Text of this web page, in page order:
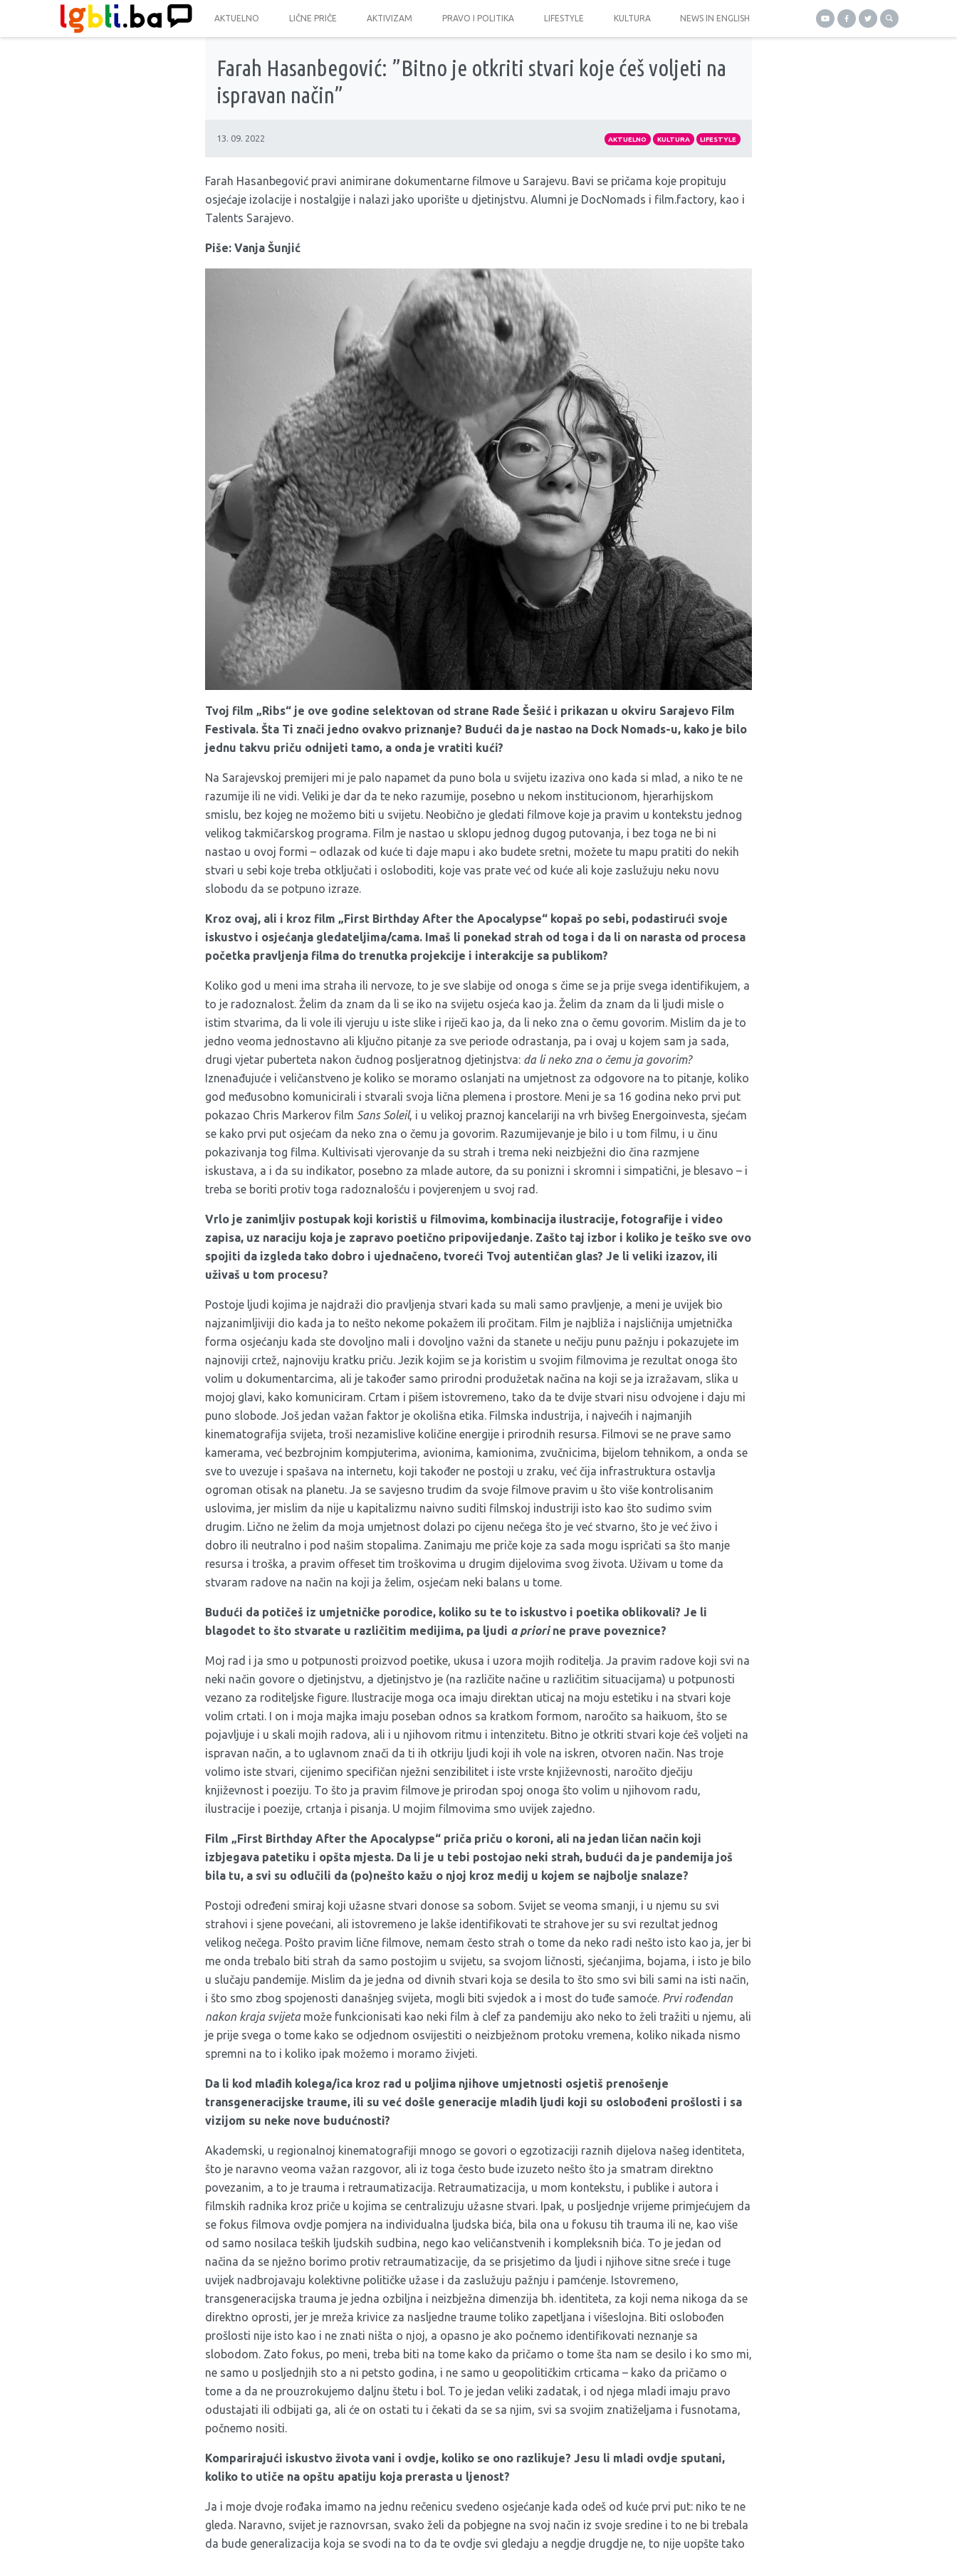
AKTUELNO LIČNE PRIČE AKTIVIZAM PRAVO I POLITIKA LIFESTYLE KULTURA NEWS IN ENGLISH
Farah Hasanbegović: ”Bitno je otkriti stvari koje ćeš voljeti na
ispravan način”
13. 09. 2022 AKTUELNO KULTURA LIFESTYLE
Farah Hasanbegović pravi animirane dokumentarne filmove u Sarajevu. Bavi se pričama koje propituju
osjećaje izolacije i nostalgije i nalazi jako uporište u djetinjstvu. Alumni je DocNomads i film.factory, kao i
Talents Sarajevo.
Piše: Vanja Šunjić
Tvoj film „Ribs“ je ove godine selektovan od strane Rade Šešić i prikazan u okviru Sarajevo Film
Festivala. Šta Ti znači jedno ovakvo priznanje? Budući da je nastao na Dock Nomads-u, kako je bilo
jednu takvu priču odnijeti tamo, a onda je vratiti kući?
Na Sarajevskoj premijeri mi je palo napamet da puno bola u svijetu izaziva ono kada si mlad, a niko te ne
razumije ili ne vidi. Veliki je dar da te neko razumije, posebno u nekom institucionom, hjerarhijskom
smislu, bez kojeg ne možemo biti u svijetu. Neobično je gledati filmove koje ja pravim u kontekstu jednog
velikog takmičarskog programa. Film je nastao u sklopu jednog dugog putovanja, i bez toga ne bi ni
nastao u ovoj formi – odlazak od kuće ti daje mapu i ako budete sretni, možete tu mapu pratiti do nekih
stvari u sebi koje treba otključati i osloboditi, koje vas prate već od kuće ali koje zaslužuju neku novu
slobodu da se potpuno izraze.
Kroz ovaj, ali i kroz film „First Birthday After the Apocalypse“ kopaš po sebi, podastirući svoje
iskustvo i osjećanja gledateljima/cama. Imaš li ponekad strah od toga i da li on narasta od procesa
početka pravljenja filma do trenutka projekcije i interakcije sa publikom?
Koliko god u meni ima straha ili nervoze, to je sve slabije od onoga s čime se ja prije svega identifikujem, a
to je radoznalost. Želim da znam da li se iko na svijetu osjeća kao ja. Želim da znam da li ljudi misle o
istim stvarima, da li vole ili vjeruju u iste slike i riječi kao ja, da li neko zna o čemu govorim. Mislim da je to
jedno veoma jednostavno ali ključno pitanje za sve periode odrastanja, pa i ovaj u kojem sam ja sada,
drugi vjetar puberteta nakon čudnog posljeratnog djetinjstva: da li neko zna o čemu ja govorim?
Iznenađujuće i veličanstveno je koliko se moramo oslanjati na umjetnost za odgovore na to pitanje, koliko
god međusobno komunicirali i stvarali svoja lična plemena i prostore. Meni je sa 16 godina neko prvi put
pokazao Chris Markerov film Sans Soleil, i u velikoj praznoj kancelariji na vrh bivšeg Energoinvesta, sjećam
se kako prvi put osjećam da neko zna o čemu ja govorim. Razumijevanje je bilo i u tom filmu, i u činu
pokazivanja tog filma. Kultivisati vjerovanje da su strah i trema neki neizbježni dio čina razmjene
iskustava, a i da su indikator, posebno za mlade autore, da su ponizni i skromni i simpatični, je blesavo – i
treba se boriti protiv toga radoznalošću i povjerenjem u svoj rad.
Vrlo je zanimljiv postupak koji koristiš u filmovima, kombinacija ilustracije, fotografije i video
zapisa, uz naraciju koja je zapravo poetično pripovijedanje. Zašto taj izbor i koliko je teško sve ovo
spojiti da izgleda tako dobro i ujednačeno, tvoreći Tvoj autentičan glas? Je li veliki izazov, ili
uživaš u tom procesu?
Postoje ljudi kojima je najdraži dio pravljenja stvari kada su mali samo pravljenje, a meni je uvijek bio
najzanimljiviji dio kada ja to nešto nekome pokažem ili pročitam. Film je najbliža i najsličnija umjetnička
forma osjećanju kada ste dovoljno mali i dovoljno važni da stanete u nečiju punu pažnju i pokazujete im
najnoviji crtež, najnoviju kratku priču. Jezik kojim se ja koristim u svojim filmovima je rezultat onoga što
volim u dokumentarcima, ali je također samo prirodni produžetak načina na koji se ja izražavam, slika u
mojoj glavi, kako komuniciram. Crtam i pišem istovremeno, tako da te dvije stvari nisu odvojene i daju mi
puno slobode. Još jedan važan faktor je okolišna etika. Filmska industrija, i najvećih i najmanjih
kinematografija svijeta, troši nezamislive količine energije i prirodnih resursa. Filmovi se ne prave samo
kamerama, već bezbrojnim kompjuterima, avionima, kamionima, zvučnicima, bijelom tehnikom, a onda se
sve to uvezuje i spašava na internetu, koji također ne postoji u zraku, već čija infrastruktura ostavlja
ogroman otisak na planetu. Ja se savjesno trudim da svoje filmove pravim u što više kontrolisanim
uslovima, jer mislim da nije u kapitalizmu naivno suditi filmskoj industriji isto kao što sudimo svim
drugim. Lično ne želim da moja umjetnost dolazi po cijenu nečega što je već stvarno, što je već živo i
dobro ili neutralno i pod našim stopalima. Zanimaju me priče koje za sada mogu ispričati sa što manje
resursa i troška, a pravim offeset tim troškovima u drugim dijelovima svog života. Uživam u tome da
stvaram radove na način na koji ja želim, osjećam neki balans u tome.
Budući da potičeš iz umjetničke porodice, koliko su te to iskustvo i poetika oblikovali? Je li
blagodet to što stvarate u različitim medijima, pa ljudi a priorine prave poveznice?
Moj rad i ja smo u potpunosti proizvod poetike, ukusa i uzora mojih roditelja. Ja pravim radove koji svi na
neki način govore o djetinjstvu, a djetinjstvo je (na različite načine u različitim situacijama) u potpunosti
vezano za roditeljske figure. Ilustracije moga oca imaju direktan uticaj na moju estetiku i na stvari koje
volim crtati. I on i moja majka imaju poseban odnos sa kratkom formom, naročito sa haikuom, što se
pojavljuje i u skali mojih radova, ali i u njihovom ritmu i intenzitetu. Bitno je otkriti stvari koje ćeš voljeti na
ispravan način, a to uglavnom znači da ti ih otkriju ljudi koji ih vole na iskren, otvoren način. Nas troje
volimo iste stvari, cijenimo specifičan nježni senzibilitet i iste vrste književnosti, naročito dječiju
književnost i poeziju. To što ja pravim filmove je prirodan spoj onoga što volim u njihovom radu,
ilustracije i poezije, crtanja i pisanja. U mojim filmovima smo uvijek zajedno.
Film „First Birthday After the Apocalypse“ priča priču o koroni, ali na jedan ličan način koji
izbjegava patetiku i opšta mjesta. Da li je u tebi postojao neki strah, budući da je pandemija još
bila tu, a svi su odlučili da (po)nešto kažu o njoj kroz medij u kojem se najbolje snalaze?
Postoji određeni smiraj koji užasne stvari donose sa sobom. Svijet se veoma smanji, i u njemu su svi
strahovi i sjene povećani, ali istovremeno je lakše identifikovati te strahove jer su svi rezultat jednog
velikog nečega. Pošto pravim lične filmove, nemam često strah o tome da neko radi nešto isto kao ja, jer bi
me onda trebalo biti strah da samo postojim u svijetu, sa svojom ličnosti, sjećanjima, bojama, i isto je bilo
u slučaju pandemije. Mislim da je jedna od divnih stvari koja se desila to što smo svi bili sami na isti način,
i što smo zbog spojenosti današnjeg svijeta, mogli biti svjedok a i most do tuđe samoće. Prvi rođendan
nakon kraja svijetamože funkcionisati kao neki film à clef za pandemiju ako neko to želi tražiti u njemu, ali
je prije svega o tome kako se odjednom osvijestiti o neizbježnom protoku vremena, koliko nikada nismo
spremni na to i koliko ipak možemo i moramo živjeti.
Da li kod mlađih kolega/ica kroz rad u poljima njihove umjetnosti osjetiš prenošenje
transgeneracijske traume, ili su već došle generacije mladih ljudi koji su oslobođeni prošlosti i sa
vizijom su neke nove budućnosti?
Akademski, u regionalnoj kinematografiji mnogo se govori o egzotizaciji raznih dijelova našeg identiteta,
što je naravno veoma važan razgovor, ali iz toga često bude izuzeto nešto što ja smatram direktno
povezanim, a to je trauma i retraumatizacija. Retraumatizacija, u mom kontekstu, i publike i autora i
filmskih radnika kroz priče u kojima se centralizuju užasne stvari. Ipak, u posljednje vrijeme primjećujem da
se fokus filmova ovdje pomjera na individualna ljudska bića, bila ona u fokusu tih trauma ili ne, kao više
od samo nosilaca teških ljudskih sudbina, nego kao veličanstvenih i kompleksnih bića. To je jedan od
načina da se nježno borimo protiv retraumatizacije, da se prisjetimo da ljudi i njihove sitne sreće i tuge
uvijek nadbrojavaju kolektivne političke užase i da zaslužuju pažnju i pamćenje. Istovremeno,
transgeneracijska trauma je jedna ozbiljna i neizbježna dimenzija bh. identiteta, za koji nema nikoga da se
direktno oprosti, jer je mreža krivice za nasljedne traume toliko zapetljana i višeslojna. Biti oslobođen
prošlosti nije isto kao i ne znati ništa o njoj, a opasno je ako počnemo identifikovati neznanje sa
slobodom. Zato fokus, po meni, treba biti na tome kako da pričamo o tome šta nam se desilo i ko smo mi,
ne samo u posljednjih sto a ni petsto godina, i ne samo u geopolitičkim crticama – kako da pričamo o
tome a da ne prouzrokujemo daljnu štetu i bol. To je jedan veliki zadatak, i od njega mladi imaju pravo
odustajati ili odbijati ga, ali će on ostati tu i čekati da se sa njim, svi sa svojim znatiželjama i fusnotama,
počnemo nositi.
Komparirajući iskustvo života vani i ovdje, koliko se ono razlikuje? Jesu li mladi ovdje sputani,
koliko to utiče na opštu apatiju koja prerasta u ljenost?
Ja i moje dvoje rođaka imamo na jednu rečenicu svedeno osjećanje kada odeš od kuće prvi put: niko te ne
gleda. Naravno, svijet je raznovrsan, svako želi da pobjegne na svoj način iz svoje sredine i to ne bi trebala
da bude generalizacija koja se svodi na to da te ovdje svi gledaju a negdje drugdje ne, to nije uopšte tako